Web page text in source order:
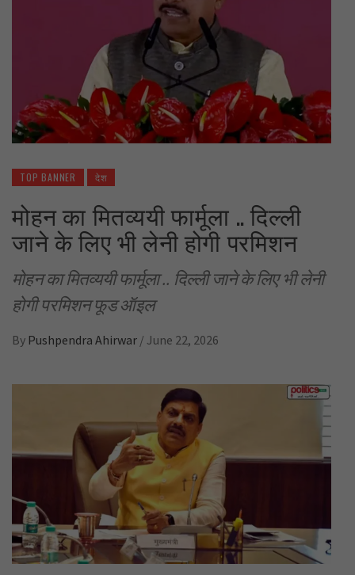
TOP BANNER देश
मोहन का मितव्ययी फार्मूला .. दिल्ली
जाने के लिए भी लेनी होगी परमिशन
मोहन का मितव्ययी फार्मूला .. दिल्ली जाने के लिए भी लेनी
होगी परमिशन फूड ऑइल
By Pushpendra Ahirwar / June 22, 2026